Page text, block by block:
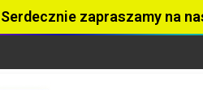
Serdecznie zapraszamy na